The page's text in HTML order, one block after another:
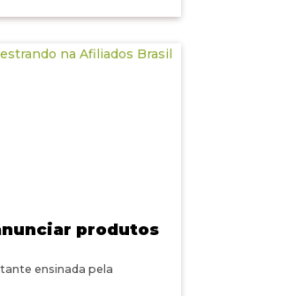
produtos
ensinada pela